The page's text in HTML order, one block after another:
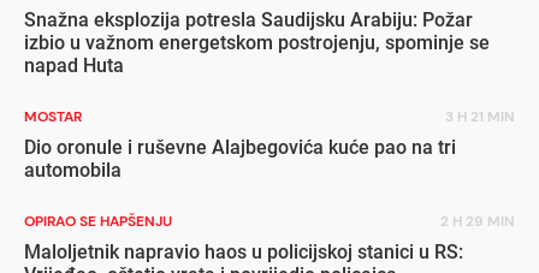
Snažna eksplozija potresla Saudijsku Arabiju: Požar
izbio u važnom energetskom postrojenju, spominje se
napad Huta
MOSTAR 3 H 21 MIN
Dio oronule i ruševne Alajbegovića kuće pao na tri
automobila
OPIRAO SE HAPŠENJU 2 H 29 MIN
Maloljetnik napravio haos u policijskoj stanici u RS: